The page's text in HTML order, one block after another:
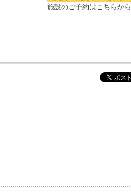
施設のご予約はこちらから